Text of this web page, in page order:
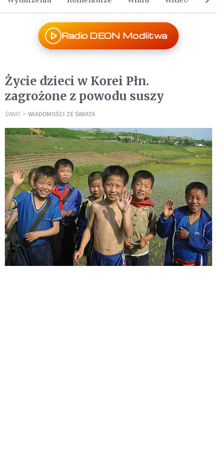
Radio DEON Modlitwa
Życie dzieci w Korei Płn.
zagrożone z powodu suszy
ŚWIAT WIADOMOŚCI ZE ŚWIATA